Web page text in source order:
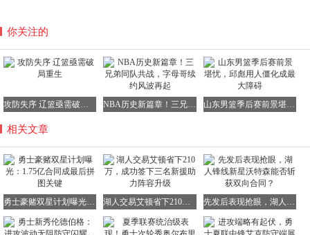
你关注的
山东男篮季后赛前景堪忧，邱彪用人僵化成最大障碍
相关文章